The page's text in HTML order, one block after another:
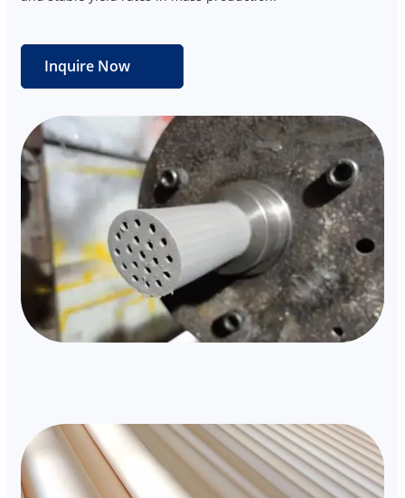
Inquire Now